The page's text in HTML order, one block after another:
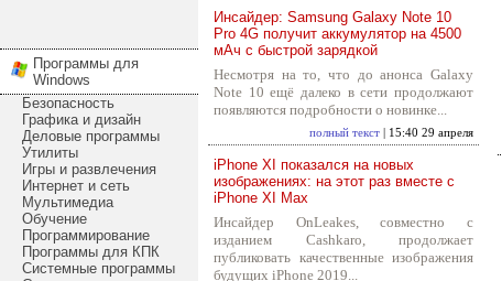
Программы для
Windows
Безопасность
Графика и дизайн
Деловые программы
Утилиты
Игры и развлечения
Интернет и сеть
Мультимедиа
Обучение
Программирование
Программы для КПК
Системные программы
Инсайдер: Samsung Galaxy Note 10
Pro 4G получит аккумулятор на 4500
мАч с быстрой зарядкой
Несмотря на то, что до анонса Galaxy
Note 10 ещё далеко в сети продолжают
появляются подробности о новинке...
полный текст | 15:40 29 апреля
iPhone XI показался на новых
изображениях: на этот раз вместе с
iPhone XI Max
Инсайдер OnLeakes, совместно с
изданием Cashkaro, продолжает
публиковать качественные изображения
будущих iPhone 2019...